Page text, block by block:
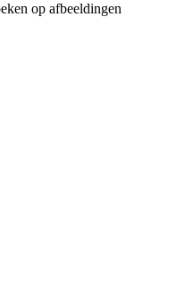
op afbeeldingen